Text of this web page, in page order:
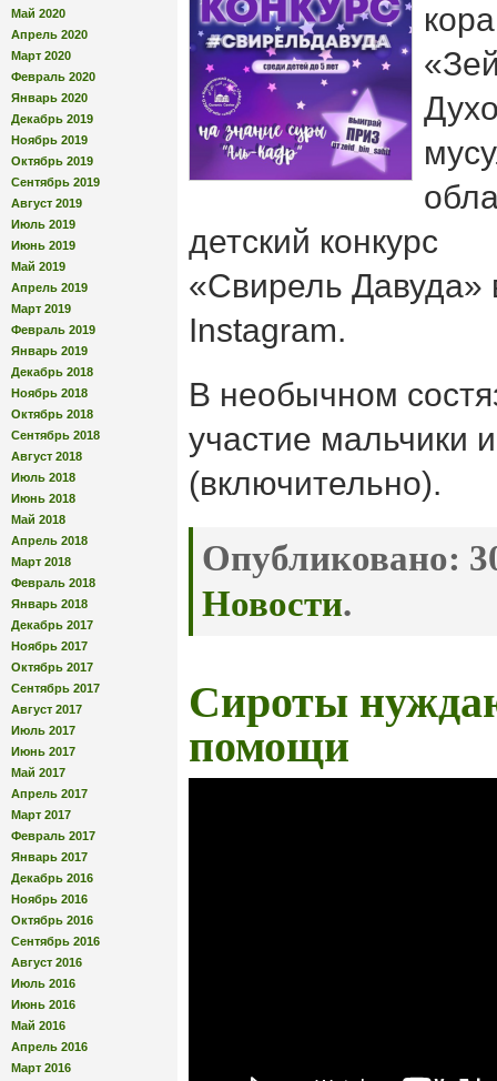
Май 2020
Апрель 2020
Март 2020
Февраль 2020
Январь 2020
Декабрь 2019
Ноябрь 2019
Октябрь 2019
Сентябрь 2019
Август 2019
Июль 2019
Июнь 2019
Май 2019
Апрель 2019
Март 2019
Февраль 2019
Январь 2019
Декабрь 2018
Ноябрь 2018
Октябрь 2018
Сентябрь 2018
Август 2018
Июль 2018
Июнь 2018
Май 2018
Апрель 2018
Март 2018
Февраль 2018
Январь 2018
Декабрь 2017
Ноябрь 2017
Октябрь 2017
Сентябрь 2017
Август 2017
Июль 2017
Июнь 2017
Май 2017
Апрель 2017
Март 2017
Февраль 2017
Январь 2017
Декабрь 2016
Ноябрь 2016
Октябрь 2016
Сентябрь 2016
Август 2016
Июль 2016
Июнь 2016
Май 2016
Апрель 2016
Март 2016
детский конкурс
«Свирель Давуда»
Instagram.
В необычном
участие мальчики
(включительно).
Опубликовано:
Новости.
Сироты
помощи